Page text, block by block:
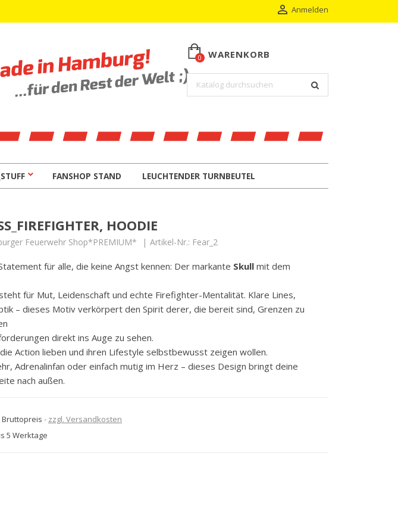
 Anmelden
WARENKORB
0
FANSHOP STAND LEUCHTENDER TURNBEUTEL
HOODIE
Feuerwehr Shop*PREMIUM* Artikel-Nr.: Fear_2
für alle, die keine Angst kennen: Der markante Skull mit dem
für Mut, Leidenschaft und echte Firefighter-Mentalität. Klare Lines,
– dieses Motiv verkörpert den Spirit derer, die bereit sind, Grenzen zu
direkt ins Auge zu sehen.
Action lieben und ihren Lifestyle selbstbewusst zeigen wollen.
Adrenalinfan oder einfach mutig im Herz – dieses Design bringt deine
nach außen.
Bruttopreis
zzgl. Versandkosten
5 Werktage